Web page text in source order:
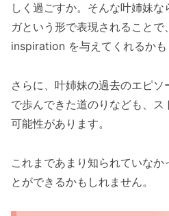
しく過ごすか。そんな叶姉妹
ガという形で表現されること
inspiration を与えてくれるかも
さらに、叶姉妹の過去のエピソ
で歩んできた道のりなども、
可能性があります。
これまであまり知られていなか
とができるかもしれません。